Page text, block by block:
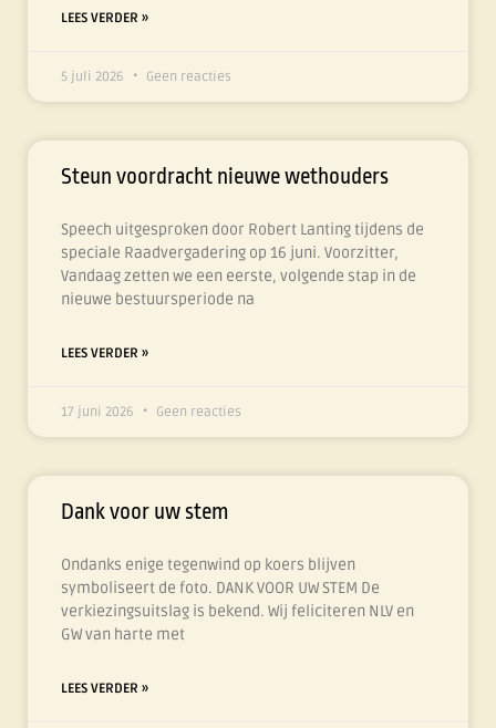
LEES VERDER »
5 juli 2026 Geen reacties
Steun voordracht nieuwe wethouders
Speech uitgesproken door Robert Lanting tijdens de
speciale Raadvergadering op 16 juni. Voorzitter,
Vandaag zetten we een eerste, volgende stap in de
nieuwe bestuursperiode na
LEES VERDER »
17 juni 2026 Geen reacties
Dank voor uw stem
Ondanks enige tegenwind op koers blijven
symboliseert de foto. DANK VOOR UW STEM De
verkiezingsuitslag is bekend. Wij feliciteren NLV en
GW van harte met
LEES VERDER »